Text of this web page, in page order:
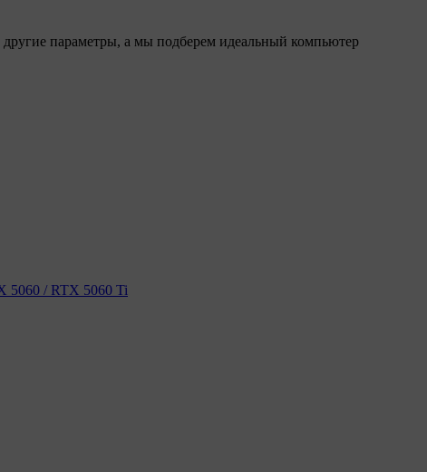
параметры, а мы подберем идеальный компьютер
5060 / RTX 5060 Ti